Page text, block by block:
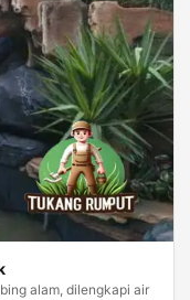
alam, dilengkapi air